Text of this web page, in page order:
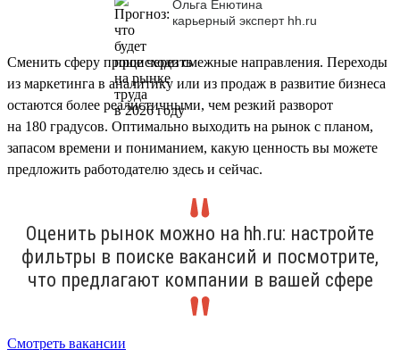
Ольга Енютина
карьерный эксперт hh.ru
Сменить сферу проще через смежные направления. Переходы
из маркетинга в аналитику или из продаж в развитие бизнеса
остаются более реалистичными, чем резкий разворот
на 180 градусов. Оптимально выходить на рынок с планом,
запасом времени и пониманием, какую ценность вы можете
предложить работодателю здесь и сейчас.
Оценить рынок можно на hh.ru: настройте
фильтры в поиске вакансий и посмотрите,
что предлагают компании в вашей сфере
Смотреть вакансии